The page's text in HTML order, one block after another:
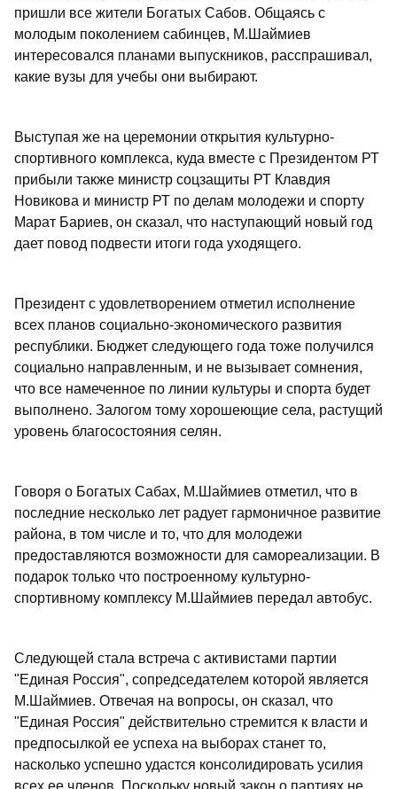
пришли все жители Богатых Сабов. Общаясь с
молодым поколением сабинцев, М.Шаймиев
интересовался планами выпускников, расспрашивал,
какие вузы для учебы они выбирают.
Выступая же на церемонии открытия культурно-
спортивного комплекса, куда вместе с Президентом РТ
прибыли также министр соцзащиты РТ Клавдия
Новикова и министр РТ по делам молодежи и спорту
Марат Бариев, он сказал, что наступающий новый год
дает повод подвести итоги года уходящего.
Президент с удовлетворением отметил исполнение
всех планов социально-экономического развития
республики. Бюджет следующего года тоже получился
социально направленным, и не вызывает сомнения,
что все намеченное по линии культуры и спорта будет
выполнено. Залогом тому хорошеющие села, растущий
уровень благосостояния селян.
Говоря о Богатых Сабах, М.Шаймиев отметил, что в
последние несколько лет радует гармоничное развитие
района, в том числе и то, что для молодежи
предоставляются возможности для самореализации. В
подарок только что построенному культурно-
спортивному комплексу М.Шаймиев передал автобус.
Следующей стала встреча с активистами партии
"Единая Россия", сопредседателем которой является
М.Шаймиев. Отвечая на вопросы, он сказал, что
"Единая Россия" действительно стремится к власти и
предпосылкой ее успеха на выборах станет то,
насколько успешно удастся консолидировать усилия
всех ее членов. Поскольку новый закон о партиях не